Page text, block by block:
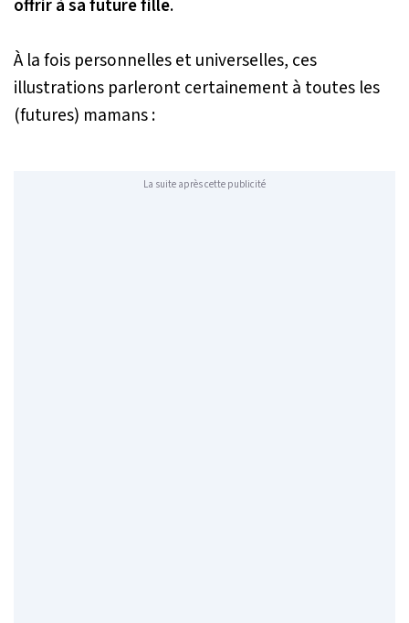
À la fois personnelles et universelles, ces
illustrations parleront certainement à toutes les
(futures) mamans :
La suite après cette publicité